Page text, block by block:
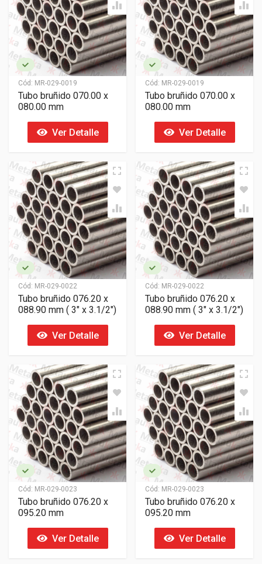
Cód: MR-029-0019
Tubo bruñido 070.00 x
080.00 mm
Ver Detalle
Cód: MR-029-0019
Tubo bruñido 070.00 x
080.00 mm
Ver Detalle
Cód: MR-029-0022
Tubo bruñido 076.20 x
088.90 mm ( 3" x 3.1/2")
Ver Detalle
Cód: MR-029-0022
Tubo bruñido 076.20 x
088.90 mm ( 3" x 3.1/2")
Ver Detalle
Cód: MR-029-0023
Tubo bruñido 076.20 x
095.20 mm
Ver Detalle
Cód: MR-029-0023
Tubo bruñido 076.20 x
095.20 mm
Ver Detalle